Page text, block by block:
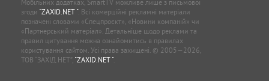
Мобільних додатках, SmartTV можливе лише з письмової
згоди "ZAXID.NET ". Всі комерційні рекламні матеріали
позначені словами «Спецпроєкт», «Новини компаній» чи
«Партнерський матеріал». Детальніше щодо реклами та
правил цитування можна ознайомитись в правилах
користування сайтом. Усі права захищені. © 2005—2026,
ТОВ “ЗАХІД.НЕТ”, "ZAXID.NET ".